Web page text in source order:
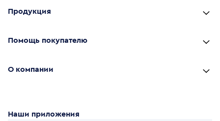
Продукция
Помощь покупателю
О компании
Наши приложения